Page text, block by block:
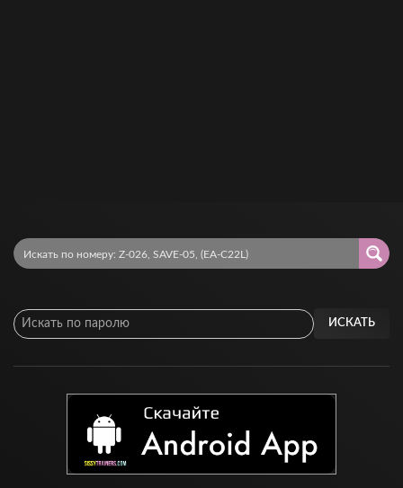
ИСКАТЬ